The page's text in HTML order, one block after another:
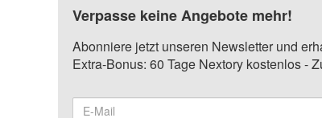
Verpasse keine Angebote mehr!
Abonniere jetzt unseren Newsletter und
Extra-Bonus: 60 Tage Nextory kostenlos -